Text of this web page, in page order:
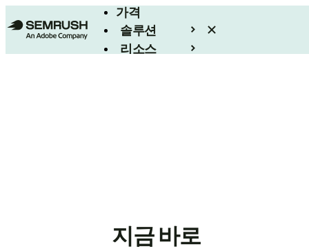
가격
솔루션
리소스
지금 바로